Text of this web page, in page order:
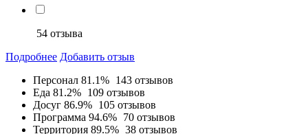
54 отзыва
Подробнее Добавить отзыв
Персонал 81.1% 143 отзывов
Еда 81.2% 109 отзывов
Досуг 86.9% 105 отзывов
Программа 94.6% 70 отзывов
Территория 89.5% 38 отзывов